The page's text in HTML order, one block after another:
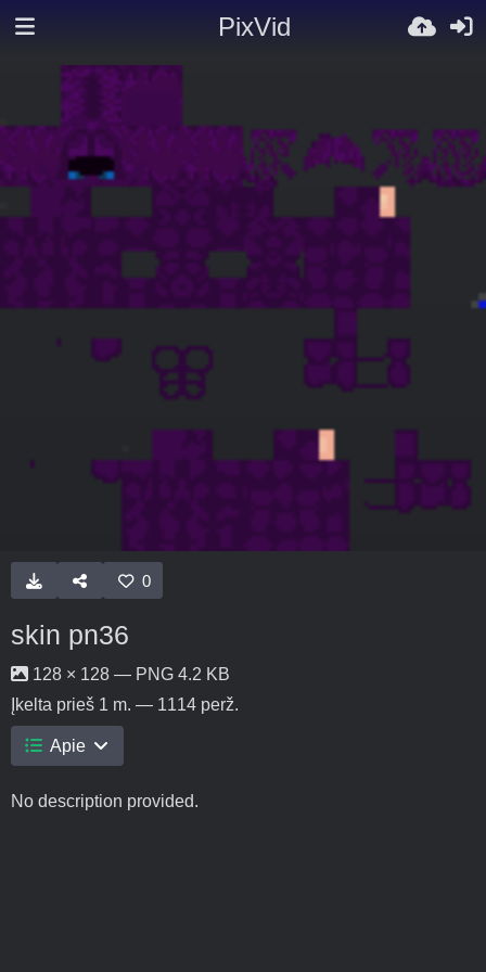
PixVid
0
skin pn36
128 × 128 — PNG 4.2 KB
Įkelta prieš 1 m. — 1114 perž.
Apie
No description provided.